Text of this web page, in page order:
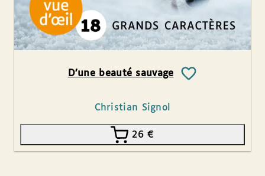
D’une beauté sauvage
Christian Signol
26€